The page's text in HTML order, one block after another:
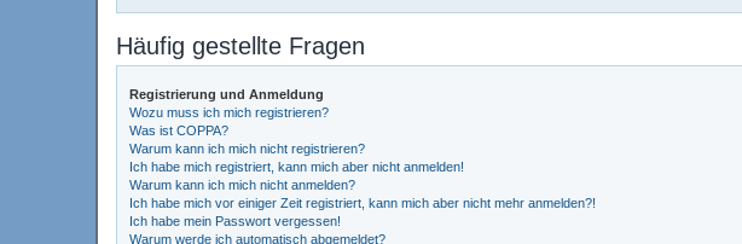
Häufig gestellte Fragen
Registrierung und Anmeldung
Wozu muss ich mich registrieren?
Was ist COPPA?
Warum kann ich mich nicht registrieren?
Ich habe mich registriert, kann mich aber nicht anmelden!
Warum kann ich mich nicht anmelden?
Ich habe mich vor einiger Zeit registriert, kann mich aber nicht mehr anmelden?!
Ich habe mein Passwort vergessen!
Warum werde ich automatisch abgemeldet?